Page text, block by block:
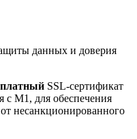
данных и доверия
SSL-сертификат
с M1, для обеспечения
несанкционированного